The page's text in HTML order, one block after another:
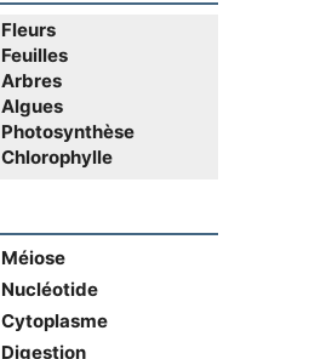
Fleurs
Feuilles
Arbres
Algues
Photosynthèse
Chlorophylle
Méiose
Nucléotide
Cytoplasme
Digestion